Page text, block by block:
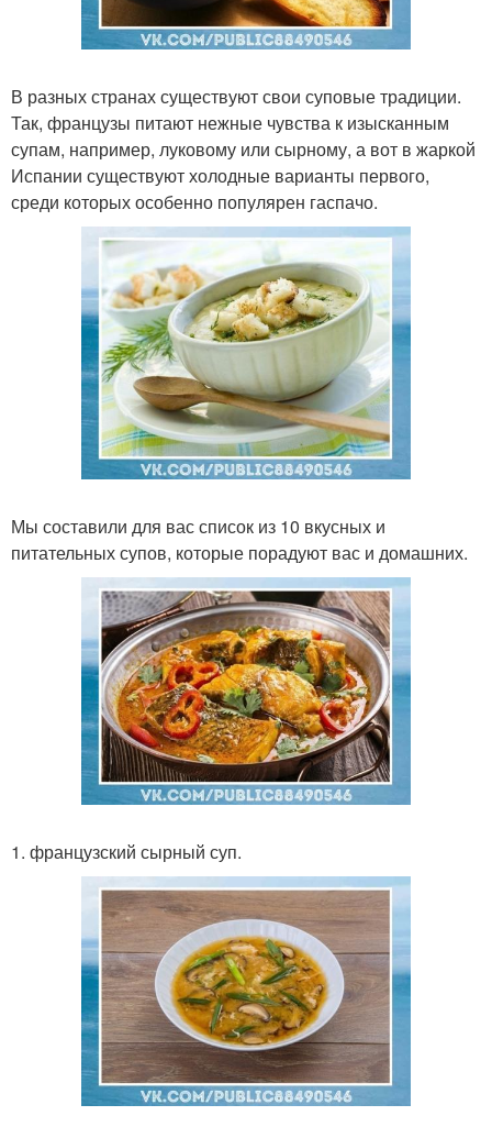
В разных странах существуют свои суповые традиции.
Так, французы питают нежные чувства к изысканным
супам, например, луковому или сырному, а вот в жаркой
Испании существуют холодные варианты первого,
среди которых особенно популярен гаспачо.
Мы составили для вас список из 10 вкусных и
питательных супов, которые порадуют вас и домашних.
1. французский сырный суп.